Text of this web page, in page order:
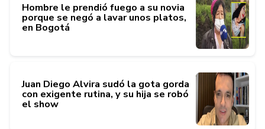
Hombre le prendió fuego a su novia
porque se negó a lavar unos platos,
en Bogotá
Juan Diego Alvira sudó la gota gorda
con exigente rutina, y su hija se robó
el show